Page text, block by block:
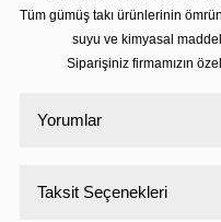
Tüm gümüş takı ürünlerinin
suyu ve kimyasal
Siparişiniz firmamızın
Yorumlar
Taksit Seçenekleri